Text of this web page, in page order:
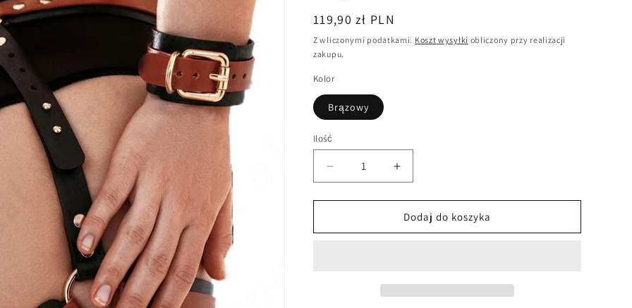
Cena
regularna
119,90 zł PLN
Z wliczonymi podatkami. Koszt wysyłki obliczony przy realizacji
zakupu.
Kolor
Brązowy
Ilość
Zmniejsz
ilość
dla
harness
Zwiększ
ilość
dla
Brązowy
harness
Dodaj do koszyka